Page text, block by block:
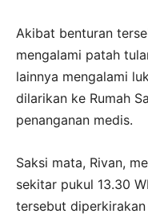
Akibat benturan
mengalami patah
lainnya mengalami
dilarikan ke Rumah
penanganan medis.
Saksi mata, Rivan,
sekitar pukul 13.30
tersebut